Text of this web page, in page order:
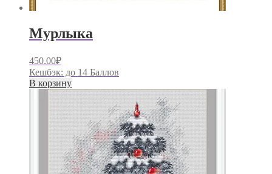
Мурлыка
450.00₽
Кешбэк: до 14 Баллов
В корзину